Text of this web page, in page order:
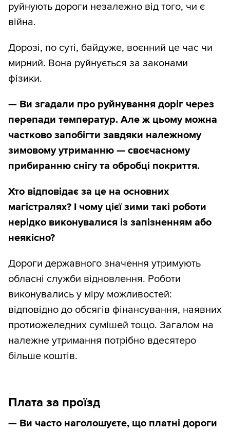
руйнують дороги незалежно від того, чи є
війна.
Дорозі, по суті, байдуже, воєнний це час чи
мирний. Вона руйнується за законами
фізики.
— Ви згадали про руйнування доріг через
перепади температур. Але ж цьому можна
частково запобігти завдяки належному
зимовому утриманню — своєчасному
прибиранню снігу та обробці покриття.
Хто відповідає за це на основних
магістралях? І чому цієї зими такі роботи
нерідко виконувалися із запізненням або
неякісно?
Дороги державного значення утримують
обласні служби відновлення. Роботи
виконувались у міру можливостей:
відповідно до обсягів фінансування, наявних
протиожеледних сумішей тощо. Загалом на
належне утримання потрібно вдесятеро
більше коштів.
Плата за проїзд
— Ви часто наголошуєте, що платні дороги